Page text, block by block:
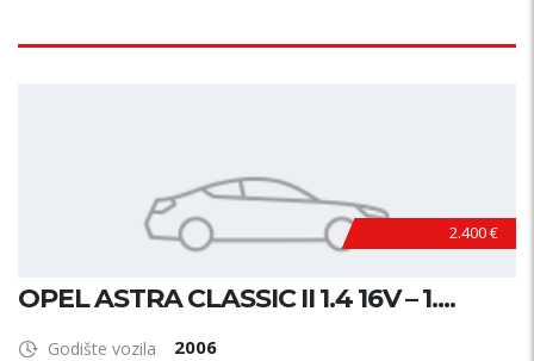
2.400 €
OPEL ASTRA CLASSIC II 1.4 16V – 1....
Godište vozila 2006